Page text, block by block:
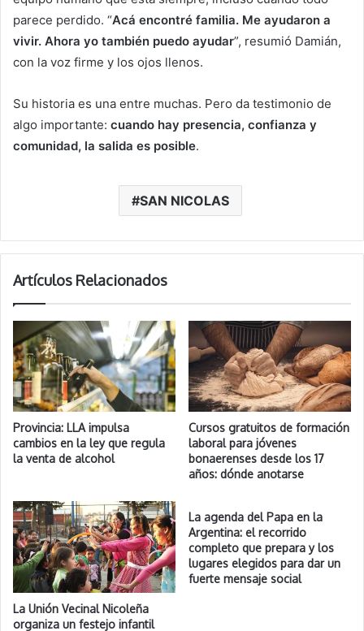
parece perdido. “Acá encontré familia. Me ayudaron a
vivir. Ahora yo también puedo ayudar”, resumió Damián,
con la voz firme y los ojos llenos.
Su historia es una entre muchas. Pero da testimonio de
algo importante: cuando hay presencia, confianza y
comunidad, la salida es posible.
SAN NICOLAS
Artículos Relacionados
Provincia: LLA impulsa
cambios en la ley que regula
la venta de alcohol
Cursos gratuitos de formación
laboral para jóvenes
bonaerenses desde los 17
años: dónde anotarse
La Unión Vecinal Nicoleña
organiza un festejo infantil
La agenda del Papa en la
Argentina: el recorrido
completo que prepara y los
lugares elegidos para dar un
fuerte mensaje social